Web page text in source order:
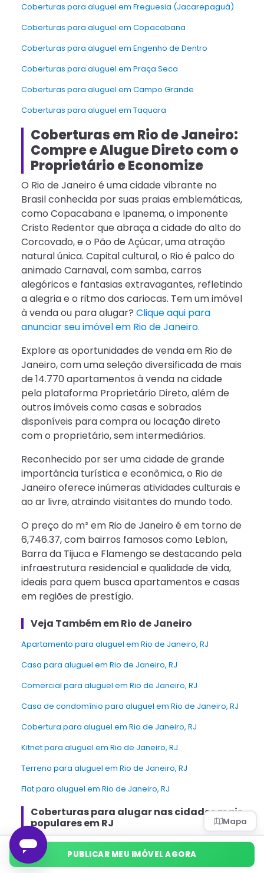
Mapa
Coberturas para aluguel em Freguesia (Jacarepaguá)
Coberturas para aluguel em Copacabana
Coberturas para aluguel em Engenho de Dentro
Coberturas para aluguel em Praça Seca
Coberturas para aluguel em Campo Grande
Coberturas para aluguel em Taquara
Coberturas em Rio de Janeiro:
Compre e Alugue Direto com o
Proprietário e Economize
O Rio de Janeiro é uma cidade vibrante no
Brasil conhecida por suas praias emblemáticas,
como Copacabana e Ipanema, o imponente
Cristo Redentor que abraça a cidade do alto do
Corcovado, e o Pão de Açúcar, uma atração
natural única. Capital cultural, o Rio é palco do
animado Carnaval, com samba, carros
alegóricos e fantasias extravagantes, refletindo
a alegria e o ritmo dos cariocas. Tem um imóvel
à venda ou para alugar? Clique aqui para
anunciar seu imóvel em Rio de Janeiro.
Explore as oportunidades de venda em Rio de
Janeiro, com uma seleção diversificada de mais
de 14.770 apartamentos à venda na cidade
pela plataforma Proprietário Direto, além de
outros imóveis como casas e sobrados
disponíveis para compra ou locação direto
com o proprietário, sem intermediários.
Reconhecido por ser uma cidade de grande
importância turística e econômica, o Rio de
Janeiro oferece inúmeras atividades culturais e
ao ar livre, atraindo visitantes do mundo todo.
O preço do m² em Rio de Janeiro é em torno de
6,746.37, com bairros famosos como Leblon,
Barra da Tijuca e Flamengo se destacando pela
infraestrutura residencial e qualidade de vida,
ideais para quem busca apartamentos e casas
em regiões de prestígio.
Veja Também em Rio de Janeiro
apartamento para aluguel em Rio de Janeiro, RJ
Casa para aluguel em Rio de Janeiro, RJ
Comercial para aluguel em Rio de Janeiro, RJ
Casa de condomínio para aluguel em Rio de Janeiro, RJ
Cobertura para aluguel em Rio de Janeiro, RJ
Kitnet para aluguel em Rio de Janeiro, RJ
Terreno para aluguel em Rio de Janeiro, RJ
Flat para aluguel em Rio de Janeiro, RJ
Coberturas para alugar nas cidades mais
populares em RJ
Cobertura para aluguel Niterói
Cobertura para aluguel Cabo Frio
PUBLICAR MEU IMÓVEL AGORA